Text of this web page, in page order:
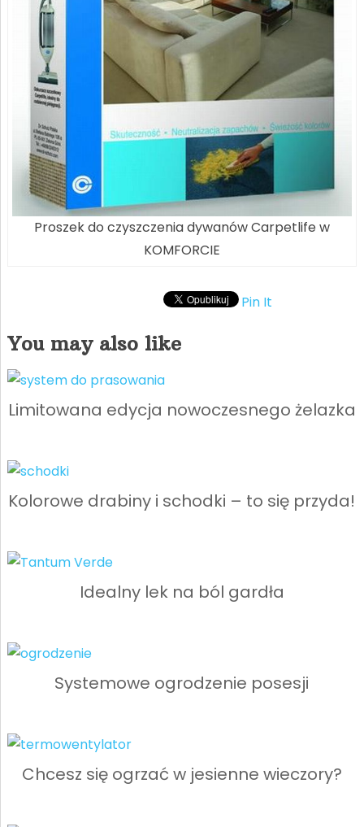
Proszek do czyszczenia dywanów Carpetlife w
KOMFORCIE
Pin It
You may also like
Limitowana edycja nowoczesnego żelazka
Kolorowe drabiny i schodki – to się przyda!
Idealny lek na ból gardła
Systemowe ogrodzenie posesji
Chcesz się ogrzać w jesienne wieczory?